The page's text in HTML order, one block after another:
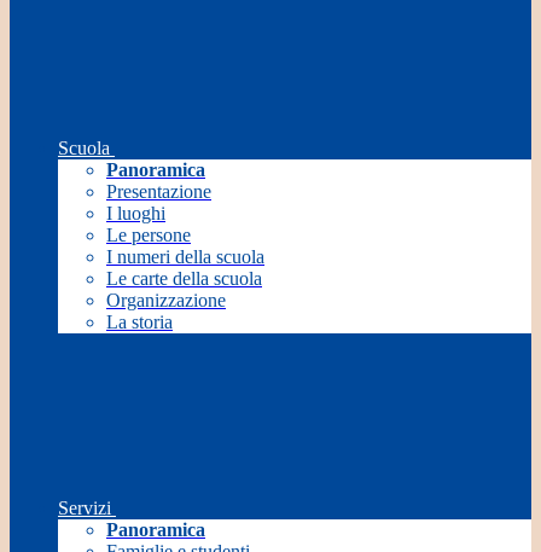
Scuola
Panoramica
Presentazione
I luoghi
Le persone
I numeri della scuola
Le carte della scuola
Organizzazione
La storia
Servizi
Panoramica